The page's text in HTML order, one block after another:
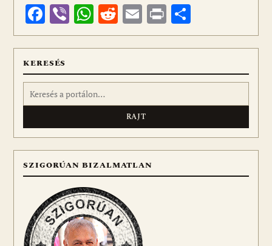
Facebook
ViberWhatsApp
Reddit
Email
Print
meg
KERESÉS
Keresés:
SZIGORÚAN BIZALMATLAN